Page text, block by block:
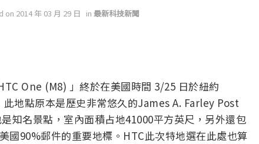
on 2014 年 03 月 29 日 in 最新科技新聞
One (M8) 」終於在美國時間 3/25 日於紐約
此地點原本是歷史非常悠久的James A. Farley Post
知名景點，室內面積占地41000平方英尺，另外還包
國90%郵件的重要地標。HTC此次特地選在此處也算